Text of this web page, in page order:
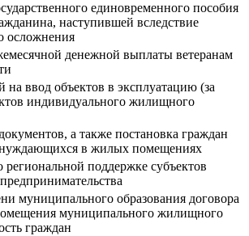
единовременного пособия
наступившей вследствие
осложнения
денежной выплаты ветеранам
на ввод объектов в эксплуатацию (за
индивидуального жилищного
а также постановка граждан
нуждающихся в жилых помещениях
поддержке субъектов
муниципального образования договора
муниципального жилищного
граждан